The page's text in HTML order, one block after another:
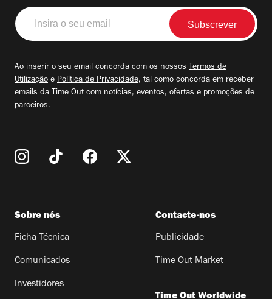
Insira
o
seu
Ao inserir o seu email concorda com os nossos Termos de
Utilização e Política de Privacidade, tal como concorda em receber
emails da Time Out com notícias, eventos, ofertas e promoções de
parceiros.
Sobre nós
Ficha Técnica
Comunicados
Investidores
Contacte-nos
Publicidade
Time Out Market
Time Out Worldwide